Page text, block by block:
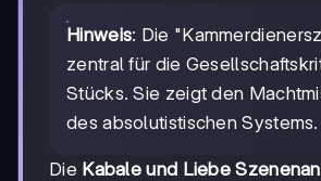
Hinweis: Die
zentral für die
Stücks. Sie zeigt den
des absolutistischen Systems.
Die Kabale und Liebe